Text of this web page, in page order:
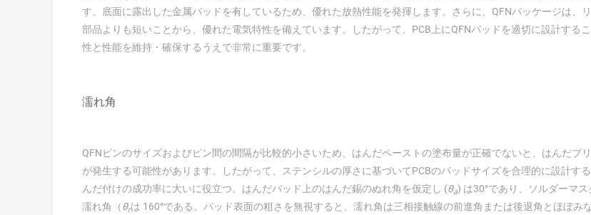
す。底面に露出した金属パッドを有しているため、優れた放熱性能を発揮します。さらに、QFNパッケージは、
部品よりも短いことから、優れた電気特性を備えています。したがって、PCB上にQFNパッドを適切に設計する
性と性能を維持・確保するうえで非常に重要です。
濡れ角
QFNピンのサイズおよびピン間の間隔が比較的小さいため、はんだペーストの塗布量が正確でないと、はんだブ
が発生する可能性があります。したがって、ステンシルの厚さに基づいてPCBのパッドサイズを合理的に設計す
んだ付けの成功率に大いに役立つ。はんだパッド上のはんだ錫のぬれ角を仮定し (θa) は30°であり、ソルダーマ
濡れ角（θrは 160°である。パッド表面の粗さを無視すると、濡れ角は三相接触線の前進角または後退角とほぼみ